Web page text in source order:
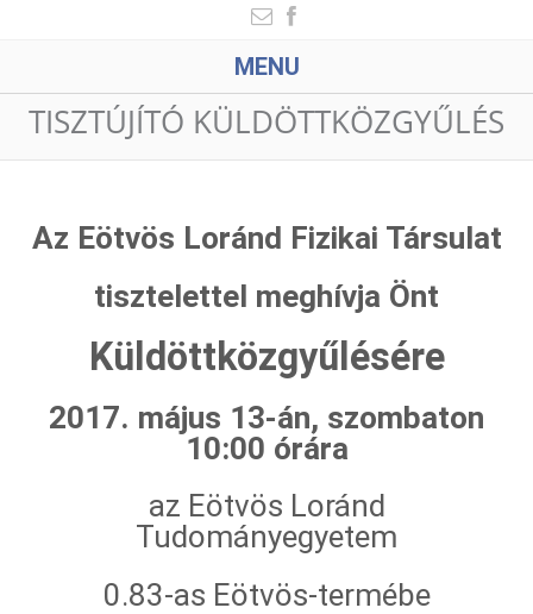
MENU
TISZTÚJÍTÓ KÜLDÖTTKÖZGYŰLÉS
Az Eötvös Loránd Fizikai Társulat
tisztelettel meghívja Önt
Küldöttközgyűlésére
2017. május 13-án, szombaton
10:00 órára
az Eötvös Loránd
Tudományegyetem
0.83-as Eötvös-termébe